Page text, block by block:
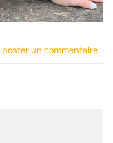
poster un commentaire.